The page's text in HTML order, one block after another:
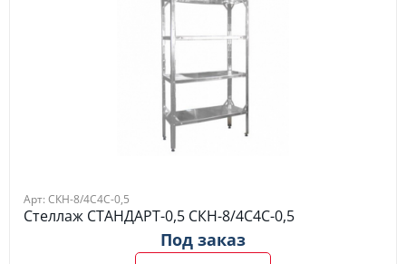
Арт: СКН-8/4С4С-0,5
Стеллаж СТАНДАРТ-0,5 СКН-8/4С4С-0,5
Под заказ